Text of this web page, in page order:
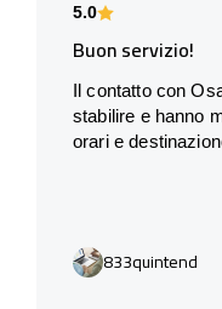
5.0
Buon servizio!
Il contatto con
stabilire e hanno
orari e
833quintend